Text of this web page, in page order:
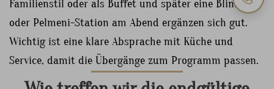
Familienstil oder als Buffet und später eine Blini-
oder Pelmeni-Station am Abend ergänzen sich gut.
Wichtig ist eine klare Absprache mit Küche und
Service, damit die Übergänge zum Programm passen.